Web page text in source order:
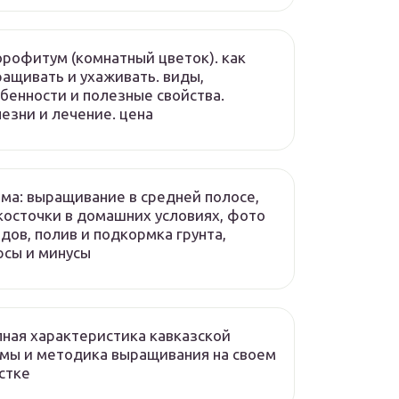
(комнатный цветок). как
и ухаживать. виды,
и полезные свойства.
и лечение. цена
выращивание в средней полосе,
в домашних условиях, фото
полив и подкормка грунта,
и минусы
характеристика кавказской
и методика выращивания на своем